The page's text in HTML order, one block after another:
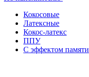
Кокосовые
Латексные
Кокос-латекс
ППУ
С эффектом памяти